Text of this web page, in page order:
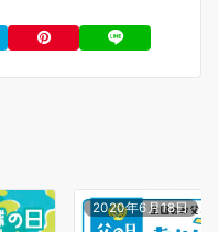
2020年6月18日